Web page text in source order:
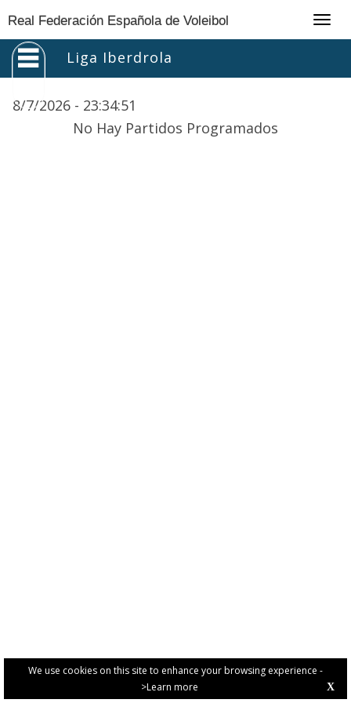
We use cookies on this site to enhance your browsing experience -
>Learn more
X
Real Federación Española de Voleibol
Liga Iberdrola
8/7/2026 - 23:34:51
No Hay Partidos Programados